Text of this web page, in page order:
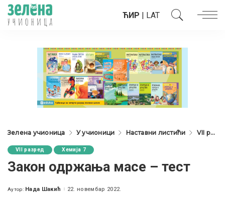
ЋИР | LAT
Зелена учионица У учионици Наставни листићи VII разред
VII разред Хемија 7
Закон одржања масе – тест
Posted
Аутор: Нада Шакић 22. новембар 2022.